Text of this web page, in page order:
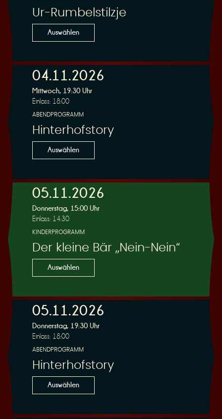
Ur-Rumbelstilzje
Auswählen
04.11.2026
Mittwoch, 19:30 Uhr
Einlass: 18:00
ABENDPROGRAMM
Hinterhofstory
Auswählen
05.11.2026
Donnerstag, 15:00 Uhr
Einlass: 14:30
KINDERPROGRAMM
Der kleine Bär „Nein-Nein“
Auswählen
05.11.2026
Donnerstag, 19:30 Uhr
Einlass: 18:00
ABENDPROGRAMM
Hinterhofstory
Auswählen